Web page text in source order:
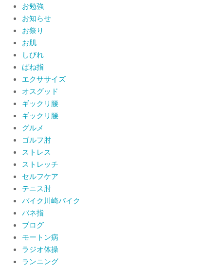
お勉強
お知らせ
お祭り
お肌
しびれ
ばね指
エクササイズ
オスグッド
ギックリ腰
ギックリ腰
グルメ
ゴルフ肘
ストレス
ストレッチ
セルフケア
テニス肘
バイク川崎バイク
バネ指
ブログ
モートン病
ラジオ体操
ランニング